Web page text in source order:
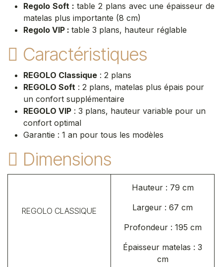
Regolo Soft : table 2 plans avec une épaisseur de
matelas plus importante (8 cm)
Regolo VIP : table 3 plans, hauteur réglable
Caractéristiques
REGOLO Classique : 2 plans
REGOLO Soft : 2 plans, matelas plus épais pour
un confort supplémentaire
REGOLO VIP : 3 plans, hauteur variable pour un
confort optimal
Garantie : 1 an pour tous les modèles
Dimensions
REGOLO CLASSIQUE
Hauteur : 79 cm
Largeur : 67 cm
Profondeur : 195 cm
Épaisseur matelas : 3
cm